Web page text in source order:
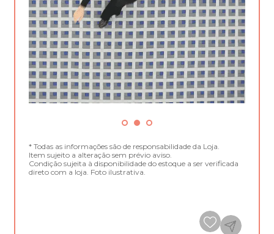
* Todas as informações são de responsabilidade da Loja.
Item sujeito a alteração sem prévio aviso.
Condição sujeita à disponibilidade do estoque a ser verificada
direto com a loja. Foto ilustrativa.